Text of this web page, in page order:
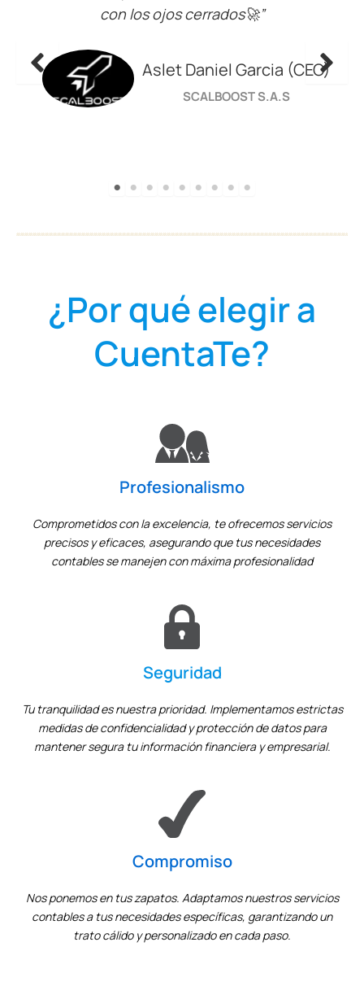
que se nos presentaron en el camino y
CUIDADO INTEGRAL D’
¿Por qué elegir a
CuentaTe?
Profesionalismo
Comprometidos con la excelencia, te ofrecemos servicios
precisos y eficaces, asegurando que tus necesidades
contables se manejen con máxima profesionalidad
Seguridad
Tu tranquilidad es nuestra prioridad. Implementamos estrictas
medidas de confidencialidad y protección de datos para
mantener segura tu información financiera y empresarial.
Compromiso
Nos ponemos en tus zapatos. Adaptamos nuestros servicios
contables a tus necesidades específicas, garantizando un
trato cálido y personalizado en cada paso.